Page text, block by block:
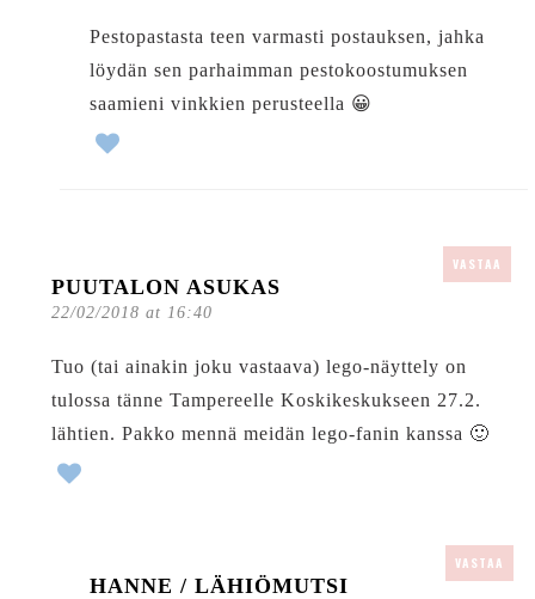
Pestopastasta teen varmasti postauksen, jahka
löydän sen parhaimman pestokoostumuksen
saamieni vinkkien perusteella 😀
PUUTALON ASUKAS
22/02/2018 at 16:40
VASTAA
Tuo (tai ainakin joku vastaava) lego-näyttely on
tulossa tänne Tampereelle Koskikeskukseen 27.2.
lähtien. Pakko mennä meidän lego-fanin kanssa 🙂
HANNE / LÄHIÖMUTSI
VASTAA